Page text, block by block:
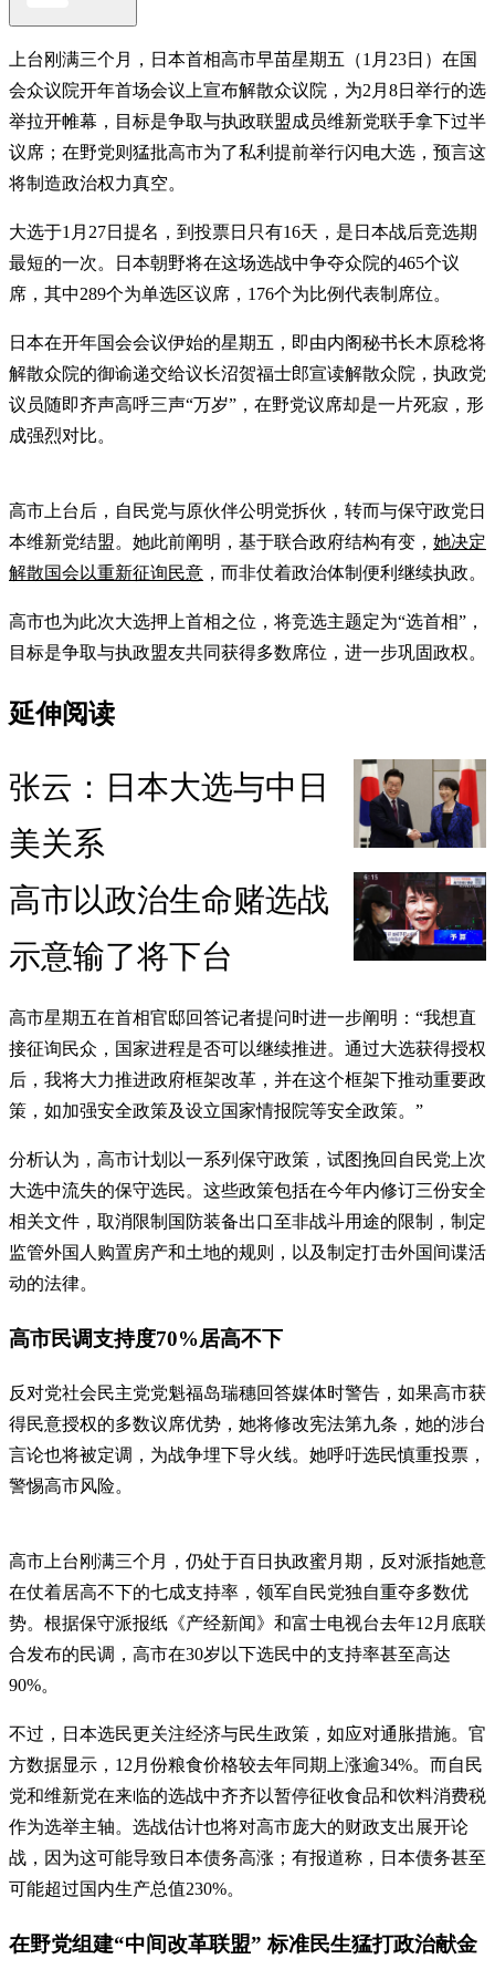
上台刚满三个月，日本首相高市早苗星期五（1月23日）在国
会众议院开年首场会议上宣布解散众议院，为2月8日举行的选
举拉开帷幕，目标是争取与执政联盟成员维新党联手拿下过半
议席；在野党则猛批高市为了私利提前举行闪电大选，预言这
将制造政治权力真空。
大选于1月27日提名，到投票日只有16天，是日本战后竞选期
最短的一次。日本朝野将在这场选战中争夺众院的465个议
席，其中289个为单选区议席，176个为比例代表制席位。
日本在开年国会会议伊始的星期五，即由内阁秘书长木原稔将
解散众院的御谕递交给议长沼贺福士郎宣读解散众院，执政党
议员随即齐声高呼三声“万岁”，在野党议席却是一片死寂，形
成强烈对比。
高市上台后，自民党与原伙伴公明党拆伙，转而与保守政党日
本维新党结盟。她此前阐明，基于联合政府结构有变， 她决定
解散国会以重新征询民意 ，而非仗着政治体制便利继续执政。
高市也为此次大选押上首相之位，将竞选主题定为“选首相”，
目标是争取与执政盟友共同获得多数席位，进一步巩固政权。
延伸阅读
张云：日本大选与中日
美关系
高市以政治生命赌选战
示意输了将下台
高市星期五在首相官邸回答记者提问时进一步阐明：“我想直
接征询民众，国家进程是否可以继续推进。通过大选获得授权
后，我将大力推进政府框架改革，并在这个框架下推动重要政
策，如加强安全政策及设立国家情报院等安全政策。”
分析认为，高市计划以一系列保守政策，试图挽回自民党上次
大选中流失的保守选民。这些政策包括在今年内修订三份安全
相关文件，取消限制国防装备出口至非战斗用途的限制，制定
监管外国人购置房产和土地的规则，以及制定打击外国间谍活
动的法律。
高市民调支持度70%居高不下
反对党社会民主党党魁福岛瑞穗回答媒体时警告，如果高市获
得民意授权的多数议席优势，她将修改宪法第九条，她的涉台
言论也将被定调，为战争埋下导火线。她呼吁选民慎重投票，
警惕高市风险。
高市上台刚满三个月，仍处于百日执政蜜月期，反对派指她意
在仗着居高不下的七成支持率，领军自民党独自重夺多数优
势。根据保守派报纸《产经新闻》和富士电视台去年12月底联
合发布的民调，高市在30岁以下选民中的支持率甚至高达
90%。
不过，日本选民更关注经济与民生政策，如应对通胀措施。官
方数据显示，12月份粮食价格较去年同期上涨逾34%。而自民
党和维新党在来临的选战中齐齐以暂停征收食品和饮料消费税
作为选举主轴。选战估计也将对高市庞大的财政支出展开论
战，因为这可能导致日本债务高涨；有报道称，日本债务甚至
可能超过国内生产总值230%。
在野党组建“中间改革联盟” 标准民生猛打政治献金